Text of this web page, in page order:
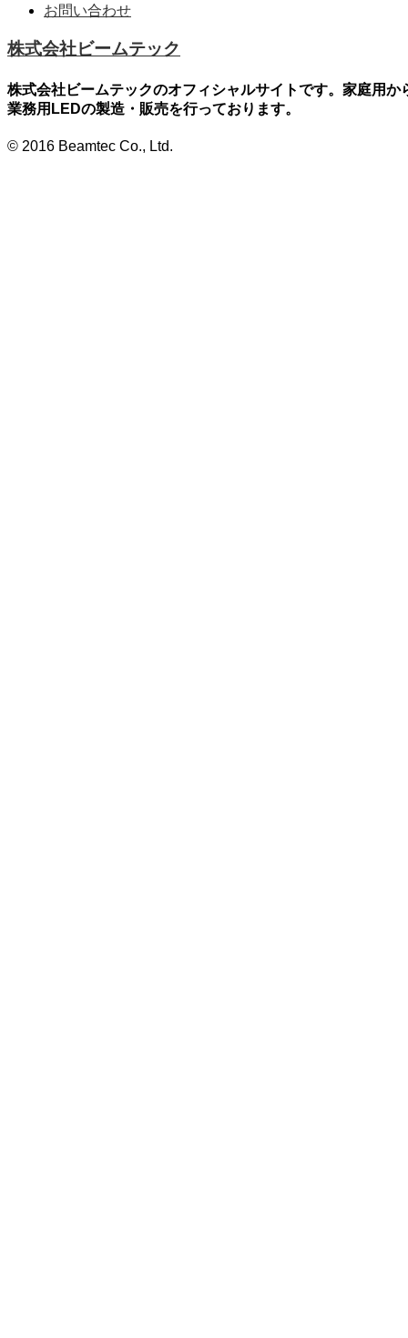
お問い合わせ
株式会社ビームテック
株式会社ビームテックのオフィシャルサイトです。家庭用か
業務用LEDの製造・販売を行っております。
© 2016 Beamtec Co., Ltd.